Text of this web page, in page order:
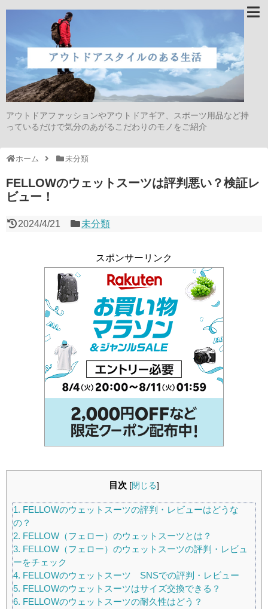
アウトドアファッションやアウトドアギア、スポーツ用品など持
っているだけで気分のあがるこだわりのモノをご紹介
ホーム 未分類
FELLOWのウェットスーツは評判悪い？検証レ
ビュー！
2024/4/21 未分類
スポンサーリンク
目次 [閉じる]
1. FELLOWのウェットスーツの評判・レビューはどうな
の？
2. FELLOW（フェロー）のウェットスーツとは？
3. FELLOW（フェロー）のウェットスーツの評判・レビュ
ーをチェック
4. FELLOWのウェットスーツ SNSでの評判・レビュー
5. FELLOWのウェットスーツはサイズ交換できる？
6. FELLOWのウェットスーツの耐久性はどう？